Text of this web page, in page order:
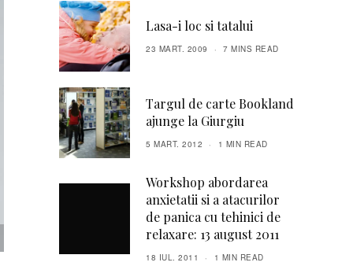
Lasa-i loc si tatalui
23 MART. 2009 7 MINS READ
Targul de carte Bookland
ajunge la Giurgiu
5 MART. 2012 1 MIN READ
Workshop abordarea
anxietatii si a atacurilor
de panica cu tehinici de
relaxare: 13 august 2011
18 IUL. 2011 1 MIN READ